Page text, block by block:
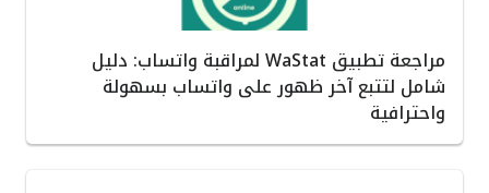
مراجعة تطبيق WaStat لمراقبة واتساب: دليل
شامل لتتبع آخر ظهور على واتساب بسهولة
واحترافية